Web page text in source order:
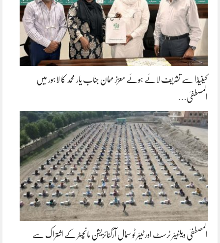
کینیڈا سے تشریف لائے ہوئے معزز مہمان جناب یار محمد کا لاہور میں
المصطفیٰ…
المصطفیٰ ویلفیئر ٹرسٹ اور ٹیئر ٹو سمال آرگنائزیشن مانچسٹر کے اشتراک سے